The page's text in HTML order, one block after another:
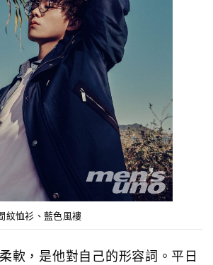
紋恤衫、藍色風褸
軟，是他對自己的形容詞。平日